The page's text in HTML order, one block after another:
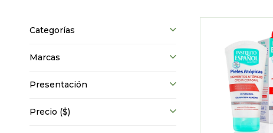
Categorías
Marcas
Presentación
Precio ($)